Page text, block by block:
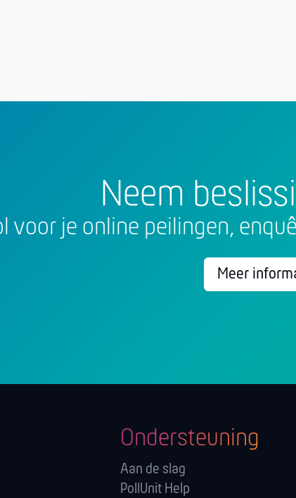
Neem
voor je online peilingen,
Meer
Ondersteuning
Aan de slag
PollUnit Help